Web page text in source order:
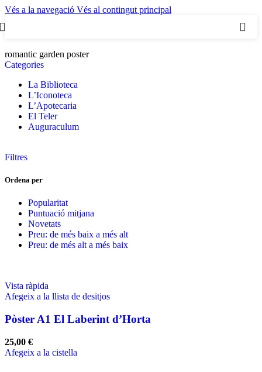
Vés a la navegació Vés al contingut principal
romantic garden poster
Categories
La Biblioteca
L’Iconoteca
L’Apotecaria
El Teler
Auguraculum
Filtres
Ordena per
Popularitat
Puntuació mitjana
Novetats
Preu: de més baix a més alt
Preu: de més alt a més baix
Vista ràpida
Afegeix a la llista de desitjos
Pòster A1 El Laberint d’Horta
25,00 €
Afegeix a la cistella